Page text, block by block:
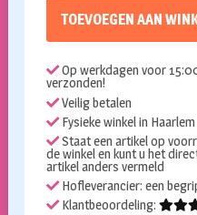
TOEVOEGEN AAN
Op werkdagen voor
verzonden!
Veilig betalen
Fysieke winkel in Haarlem
Staat een artikel op
de winkel en kunt u het
artikel anders vermeld
Hofleverancier: een
Klantbeoordeling: